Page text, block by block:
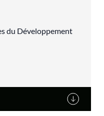
du Développement